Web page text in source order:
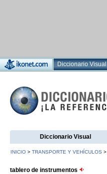
Diccionario Visual
Diccionario Visual
INICIO > TRANSPORTE Y VEHÍCULOS >
tablero de instrumentos